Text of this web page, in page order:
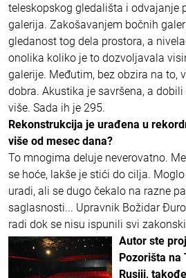
teleskopskog gledališta i odvajanje
galerija. Zakošavanjem bočnih
gledanost tog dela prostora, a
onolika koliko je to dozvoljavala
galerije. Međutim, bez obzira na to,
dobra. Akustika je savršena, a
više. Sada ih je 295.
Rekonstrukcija je urađena u
više od mesec dana?
To mnogima deluje neverovatno.
se hoće, lakše je stići do cilja.
uradi, ali se dugo čekalo na razne
saglasnosti... Upravnik Božidar
radi dok se nisu ispunili svi
Autor ste
Pozorišta na
Rusiji,